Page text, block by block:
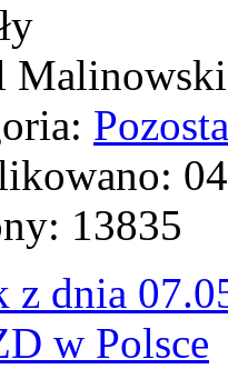
Malinowski
13835
z dnia
w Polsce